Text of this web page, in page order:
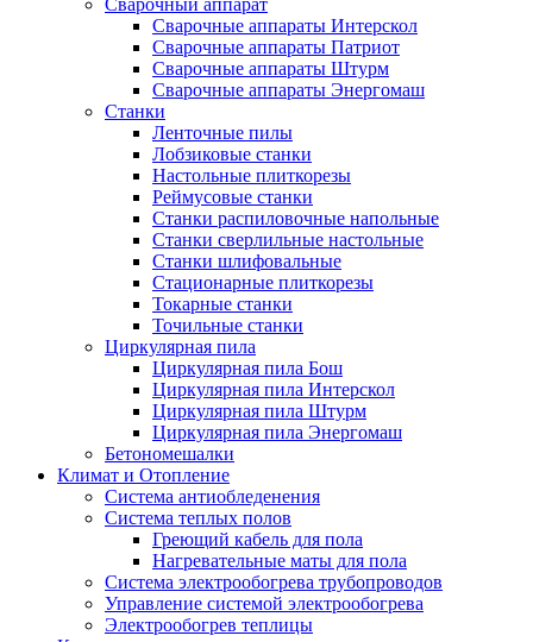
Сварочный аппарат
Сварочные аппараты Интерскол
Сварочные аппараты Патриот
Сварочные аппараты Штурм
Сварочные аппараты Энергомаш
Станки
Ленточные пилы
Лобзиковые станки
Настольные плиткорезы
Реймусовые станки
Станки распиловочные напольные
Станки сверлильные настольные
Станки шлифовальные
Стационарные плиткорезы
Токарные станки
Точильные станки
Циркулярная пила
Циркулярная пила Бош
Циркулярная пила Интерскол
Циркулярная пила Штурм
Циркулярная пила Энергомаш
Бетономешалки
Климат и Отопление
Система антиобледенения
Система теплых полов
Греющий кабель для пола
Нагревательные маты для пола
Система электрообогрева трубопроводов
Управление системой электрообогрева
Электрообогрев теплицы